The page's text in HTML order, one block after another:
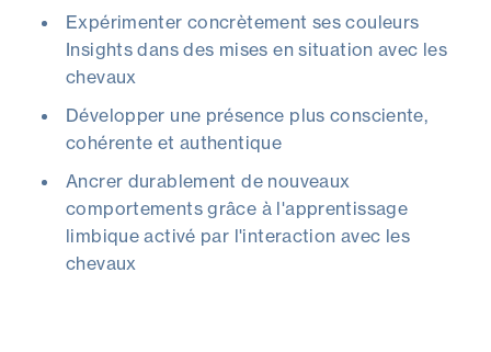
Expérimenter concrètement ses couleurs
Insights dans des mises en situation avec les
chevaux
Développer une présence plus consciente,
cohérente et authentique
Ancrer durablement de nouveaux
comportements grâce à l'apprentissage
limbique activé par l'interaction avec les
chevaux